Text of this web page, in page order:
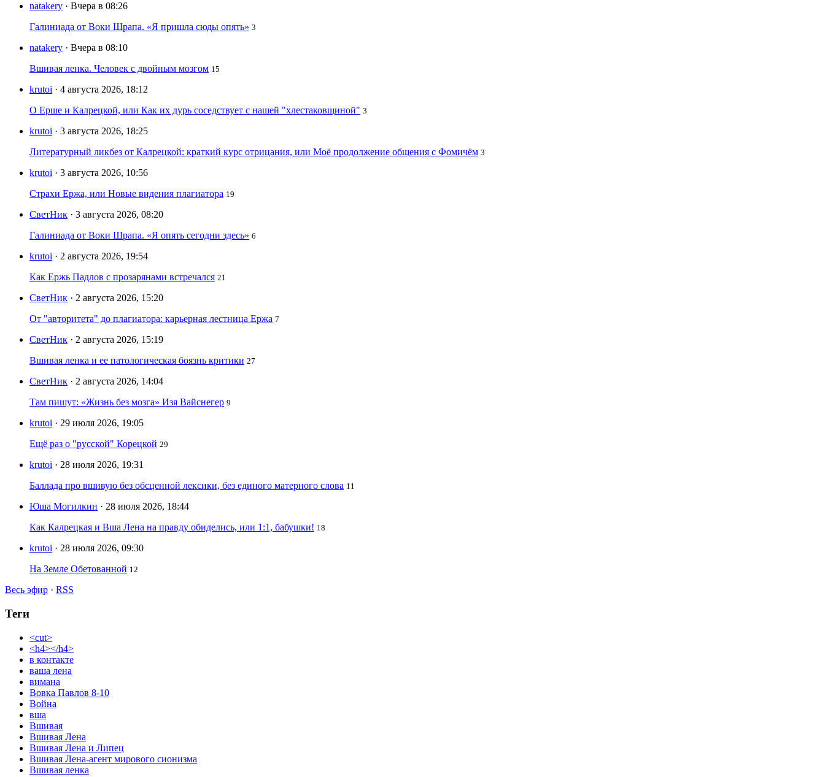
natakery · Вчера в 08:26
Галиниада от Воки Шрапа. «Я пришла сюды опять» 3
natakery · Вчера в 08:10
Вшивая ленка. Человек с двойным мозгом 15
krutoi · 4 августа 2026, 18:12
О Ерше и Калрецкой, или Как их дурь соседствует с нашей "хлестаковщиной" 3
krutoi · 3 августа 2026, 18:25
Литературный ликбез от Калрецкой: краткий курс отрицания, или Моё продолжение общения с Фомичём 3
krutoi · 3 августа 2026, 10:56
Страхи Ержа, или Новые видения плагиатора 19
СветНик · 3 августа 2026, 08:20
Галиниада от Воки Шрапа. «Я опять сегодни здесь» 6
krutoi · 2 августа 2026, 19:54
Как Ержь Падлов с прозарянами встречался 21
СветНик · 2 августа 2026, 15:20
От "авторитета" до плагиатора: карьерная лестница Ержа 7
СветНик · 2 августа 2026, 15:19
Вшивая ленка и ее патологическая боязнь критики 27
СветНик · 2 августа 2026, 14:04
Там пишут: «Жизнь без мозга» Изя Вайснегер 9
krutoi · 29 июля 2026, 19:05
Ещё раз о "русской" Корецкой 29
krutoi · 28 июля 2026, 19:31
Баллада про вшивую без обсценной лексики, без единого матерного слова 11
Юша Могилкин · 28 июля 2026, 18:44
Как Калрецкая и Вша Лена на правду обиделись, или 1:1, бабушки! 18
krutoi · 28 июля 2026, 09:30
На Земле Обетованной 12
Весь эфир · RSS
Теги
<cut>
<h4></h4>
в контакте
ваша лена
вимана
Вовка Павлов 8-10
Война
вша
Вшивая
Вшивая Лена
Вшивая Лена и Липец
Вшивая Лена-агент мирового сионизма
Вшивая ленка